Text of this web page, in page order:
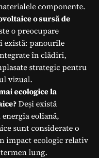
componente.
o sursă de
o preocupare
există: panourile
în clădiri,
strategic pentru
vizual.
ecologice la
Deși există
eoliană,
sunt considerate o
impact ecologic relativ
lung.